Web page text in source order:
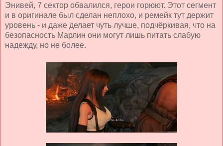
Энивей, 7 сектор обвалился, герои горюют. Этот сегмент
и в оригинале был сделан неплохо, и ремейк тут держит
уровень - и даже делает чуть лучше, подчёркивая, что на
безопасность Марлин они могут лишь питать слабую
надежду, но не более.